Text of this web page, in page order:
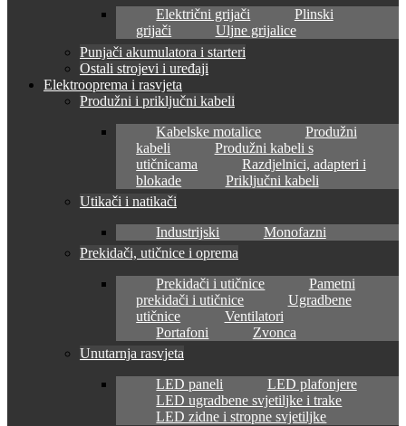
Električni grijači
Plinski
grijači
Uljne grijalice
Punjači akumulatora i starteri
Ostali strojevi i uređaji
Elektrooprema i rasvjeta
Produžni i priključni kabeli
Kabelske motalice
Produžni
kabeli
Produžni kabeli s
utičnicama
Razdjelnici, adapteri i
blokade
Priključni kabeli
Utikači i natikači
Industrijski
Monofazni
Prekidači, utičnice i oprema
Prekidači i utičnice
Pametni
prekidači i utičnice
Ugradbene
utičnice
Ventilatori
Portafoni
Zvonca
Unutarnja rasvjeta
LED paneli
LED plafonjere
LED ugradbene svjetiljke i trake
LED zidne i stropne svjetiljke